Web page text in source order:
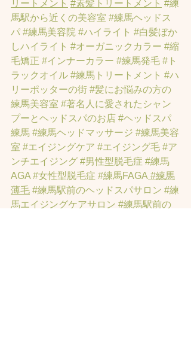
リートメント #素髪トリートメント #練
馬駅から近くの美容室 #練馬ヘッドス
パ #練馬美容院 #ハイライト #白髪ぼか
しハイライト #オーガニックカラー #縮
毛矯正 #インナーカラー #練馬発毛 #ト
ラックオイル #練馬トリートメント #ハ
リーポッターの街 #髪にお悩みの方の
練馬美容室 #著名人に愛されたシャン
プーとヘッドスパのお店 #ヘッドスパ
練馬 #練馬ヘッドマッサージ #練馬美容
室 #エイジングケア #エイジング毛 #ア
ンチエイジング #男性型脱毛症 #練馬
AGA #女性型脱毛症 #練馬FAGA #練馬
薄毛 #練馬駅前のヘッドスパサロン #練
馬エイジングケアサロン #練馬駅前の